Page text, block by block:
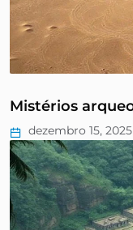
Mistérios
dezembro 15, 2025